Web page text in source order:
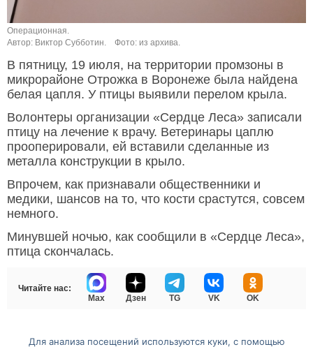
Операционная.
Автор: Виктор Субботин.
Фото: из архива.
В пятницу, 19 июля, на территории промзоны в
микрорайоне Отрожка в Воронеже была найдена
белая цапля. У птицы выявили перелом крыла.
Волонтеры организации «Сердце Леса» записали
птицу на лечение к врачу. Ветеринары цаплю
прооперировали, ей вставили сделанные из
металла конструкции в крыло.
Впрочем, как признавали общественники и
медики, шансов на то, что кости срастутся, совсем
немного.
Минувшей ночью, как сообщили в «Сердце Леса»,
птица скончалась.
Читайте нас:
Max
Дзен TG VK OK
Для анализа посещений используются куки, с помощью